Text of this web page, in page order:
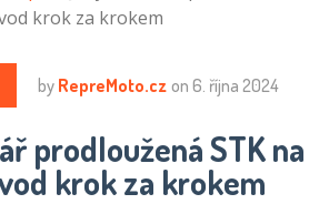
krok za krokem
by RepreMoto.cz on 6. října 2024
prodloužená STK na
krok za krokem